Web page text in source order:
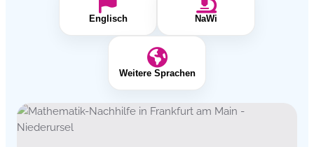
Englisch NaWi
Weitere Sprachen